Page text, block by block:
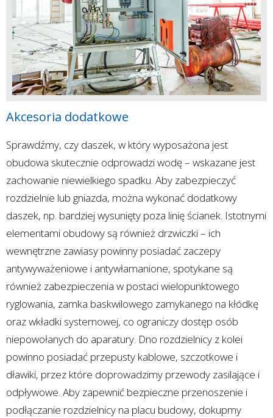
Akcesoria dodatkowe
Sprawdźmy, czy daszek, w który wyposażona jest
obudowa skutecznie odprowadzi wodę – wskazane jest
zachowanie niewielkiego spadku. Aby zabezpieczyć
rozdzielnie lub gniazda, można wykonać dodatkowy
daszek, np. bardziej wysunięty poza linię ścianek. Istotnymi
elementami obudowy są również drzwiczki – ich
wewnętrzne zawiasy powinny posiadać zaczepy
antywyważeniowe i antywłamanione, spotykane są
również zabezpieczenia w postaci wielopunktowego
ryglowania, zamka baskwilowego zamykanego na kłódkę
oraz wkładki systemowej, co ograniczy dostęp osób
niepowołanych do aparatury. Dno rozdzielnicy z kolei
powinno posiadać przepusty kablowe, szczotkowe i
dławiki, przez które doprowadzimy przewody zasilające i
odpływowe. Aby zapewnić bezpieczne przenoszenie i
podłączanie rozdzielnicy na placu budowy, dokupmy